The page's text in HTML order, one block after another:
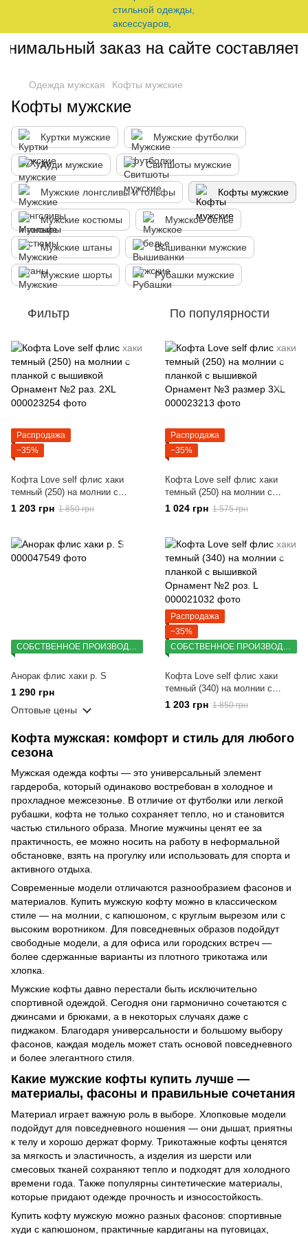
заказ на сайте составляет
Одежда мужская Кофты мужские
Кофты мужские
Куртки мужские Мужские футболки
Худи мужские Свитшоты мужские
Мужские лонгсливы и гольфы Кофты мужские
Мужские костюмы Мужское белье
Мужские штаны Вышиванки мужские
Мужские шорты Рубашки мужские
Фильтр По популярности
Распродажа
−35%
Кофта Love self флис хаки
темный (250) на молнии с
планкой с вышивкой Орнамент
№2 раз. 2XL
1 203 грн 1 850 грн
Распродажа
−35%
Кофта Love self флис хаки
темный (250) на молнии с
планкой с вышивкой Орнамент
№3 размер 3XL
1 024 грн 1 575 грн
СОБСТВЕННОЕ ПРОИЗВОДСТВО
Анорак флис хаки р. S
1 290 грн
Оптовые цены
Распродажа
−35%
СОБСТВЕННОЕ ПРОИЗВОДСТВО
Кофта Love self флис хаки
темный (340) на молнии с
планкой с вышивкой Орнамент
№2 роз. L
1 203 грн 1 850 грн
Кофта мужская: комфорт и стиль для любого
сезона
Мужская одежда кофты — это универсальный элемент
гардероба, который одинаково востребован в холодное и
прохладное межсезонье. В отличие от футболки или легкой
рубашки, кофта не только сохраняет тепло, но и становится
частью стильного образа. Многие мужчины ценят ее за
практичность, ее можно носить на работу в неформальной
обстановке, взять на прогулку или использовать для спорта и
активного отдыха.
Современные модели отличаются разнообразием фасонов и
материалов. Купить мужскую кофту можно в классическом
стиле — на молнии, с капюшоном, с круглым вырезом или с
высоким воротником. Для повседневных образов подойдут
свободные модели, а для офиса или городских встреч —
более сдержанные варианты из плотного трикотажа или
хлопка.
Мужские кофты давно перестали быть исключительно
спортивной одеждой. Сегодня они гармонично сочетаются с
джинсами и брюками, а в некоторых случаях даже с
пиджаком. Благодаря универсальности и большому выбору
фасонов, каждая модель может стать основой повседневного
и более элегантного стиля.
Какие мужские кофты купить лучше —
материалы, фасоны и правильные сочетания
Материал играет важную роль в выборе. Хлопковые модели
подойдут для повседневного ношения — они дышат, приятны
к телу и хорошо держат форму. Трикотажные кофты ценятся
за мягкость и эластичность, а изделия из шерсти или
смесовых тканей сохраняют тепло и подходят для холодного
времени года. Также популярны синтетические материалы,
которые придают одежде прочность и износостойкость.
Купить кофту мужскую можно разных фасонов: спортивные
худи с капюшоном, практичные кардиганы на пуговицах,